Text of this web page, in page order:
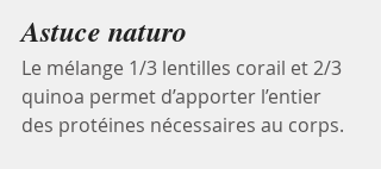
Astuce naturo
Le mélange 1/3 lentilles corail et 2/3
quinoa permet d’apporter l’entier
des protéines nécessaires au corps.